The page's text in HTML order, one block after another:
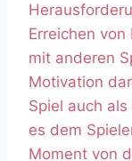
Erreichen
mit anderen
Motivation
Spiel auch
es dem
Moment von